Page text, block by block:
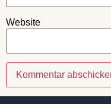
Website